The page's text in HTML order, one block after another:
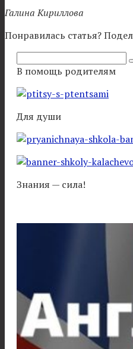
Галина Кириллова
Понравилась статья?
Поиск:
В помощь родителям
Для души
Знания — сила!